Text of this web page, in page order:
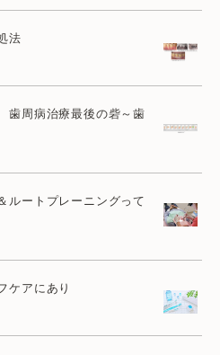
法
周病治療最後の砦～歯
ートプレーニングって
ケアにあり